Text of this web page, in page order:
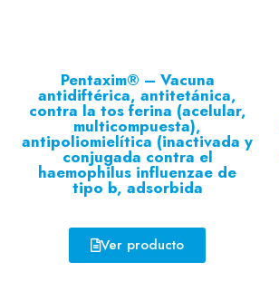
Pentaxim® – Vacuna
antidiftérica, antitetánica,
contra la tos ferina (acelular,
multicompuesta),
antipoliomielítica (inactivada y
conjugada contra el
haemophilus influenzae de
tipo b, adsorbida
Ver producto